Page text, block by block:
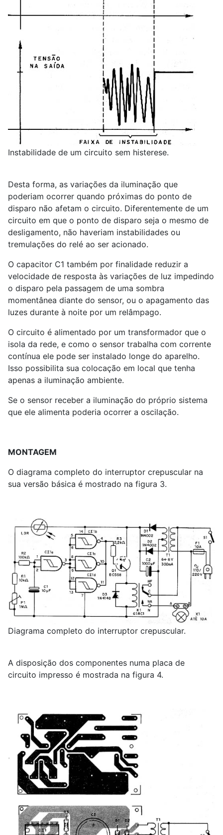
Instabilidade de um circuito sem histerese.
Desta forma, as variações da iluminação que
poderiam ocorrer quando próximas do ponto de
disparo não afetam o circuito. Diferentemente de um
circuito em que o ponto de disparo seja o mesmo de
desligamento, não haveriam instabilidades ou
tremulações do relé ao ser acionado.
O capacitor C1 também por finalidade reduzir a
velocidade de resposta às variações de luz impedindo
o disparo pela passagem de uma sombra
momentânea diante do sensor, ou o apagamento das
luzes durante à noite por um relâmpago.
O circuito é alimentado por um transformador que o
isola da rede, e como o sensor trabalha com corrente
contínua ele pode ser instalado longe do aparelho.
Isso possibilita sua colocação em local que tenha
apenas a iluminação ambiente.
Se o sensor receber a iluminação do próprio sistema
que ele alimenta poderia ocorrer a oscilação.
MONTAGEM
O diagrama completo do interruptor crepuscular na
sua versão básica é mostrado na figura 3.
Diagrama completo do interruptor crepuscular.
A disposição dos componentes numa placa de
circuito impresso é mostrada na figura 4.